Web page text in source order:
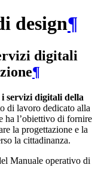
design¶
digitali
¶
servizi digitali della
di lavoro dedicato alla
ha l’obiettivo di fornire
la progettazione e la
la cittadinanza.
Manuale operativo di